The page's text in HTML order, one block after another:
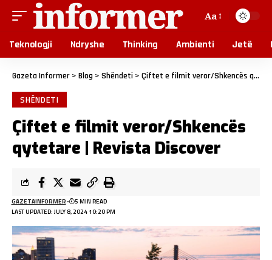
Aa
Teknologji Ndryshe Thinking Ambienti Jetë
Gazeta Informer > Blog > Shëndeti > Çiftet e filmit veror/Shkencës qytetare | Revista Discover
SHËNDETI
Çiftet e filmit veror/Shkencës
qytetare | Revista Discover
LAST UPDATED: JULY 8, 2024 10:20 PM
GAZETAINFORMER 5 MIN READ